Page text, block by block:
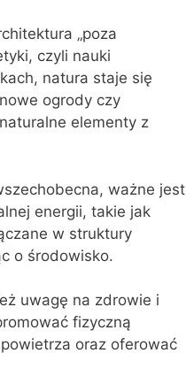
„poza
czyli nauki
natura staje się
ogrody czy
elementy z
ważne jest
energii, takie jak
w struktury
o środowisko.
uwagę na zdrowie i
fizyczną
oraz oferować